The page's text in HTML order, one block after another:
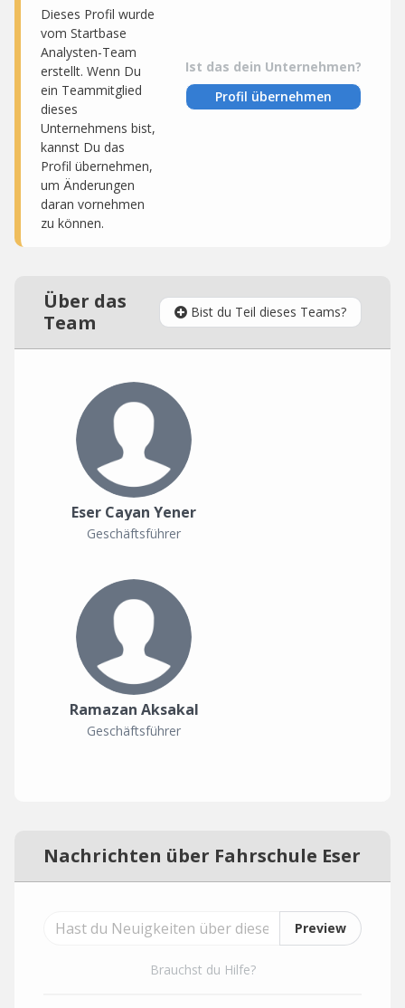
Dieses Profil wurde
vom Startbase
Analysten-Team
erstellt. Wenn Du
ein Teammitglied
dieses
Unternehmens bist,
kannst Du das
Profil übernehmen,
um Änderungen
daran vornehmen
zu können.
Ist das dein Unternehmen?
Profil übernehmen
Über das
Team
Bist du Teil dieses Teams?
Eser Cayan Yener
Geschäftsführer
Ramazan Aksakal
Geschäftsführer
Nachrichten über Fahrschule Eser
Preview
Brauchst du Hilfe?